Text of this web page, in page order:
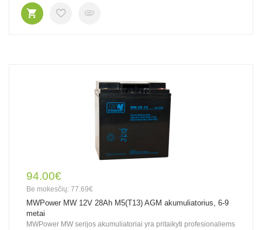
94.00€
Be mokesčių: 77.69€
MWPower MW 12V 28Ah M5(T13) AGM akumuliatorius, 6-9
metai
MWPower MW serijos akumuliatoriai yra pritaikyti profesionaliems